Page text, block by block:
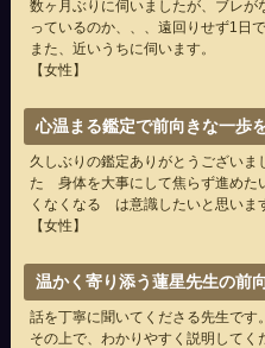
数ヶ月ぶりに伺いましたが、ブレ
っているのか、、、遠回りせず1日
また、近いうちに伺います。
【女性】
心温まる鑑定で前向きな一歩
久しぶりの鑑定ありがとうございま
た 身体を大事にして焦らず進めた
くなくなる は意識したいと思いま
【女性】
温かく寄り添う蓮星先生の前
話を丁寧に聞いてくださる先生です。
その上で、わかりやすく説明してく